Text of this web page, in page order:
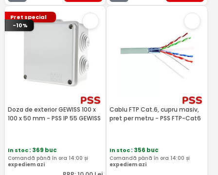
Pret special
-10%
Doza de exterior GEWISS 100 x
100 x 50 mm - PSS IP 55 GEWISS
In stoc: 369 buc
Comandă până în ora 14:00 și
expediem azi
Cablu FTP Cat.6, cupru masiv,
pret per metru - PSS FTP-Cat6
In stoc: 356 buc
Comandă până în ora 14:00 și
expediem azi